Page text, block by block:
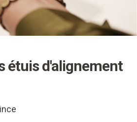
étuis d'alignement